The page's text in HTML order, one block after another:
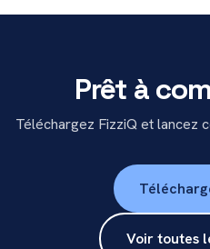
Prêt à
Téléchargez FizziQ et lancez
Voir toutes